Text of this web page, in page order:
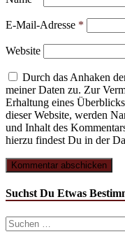
E-Mail-Adresse *
Website
Durch das Anhaken
meiner Daten zu. Zur
Erhaltung eines
dieser Website, werden
und Inhalt des
hierzu findest Du in der
Suchst Du Etwas
Suchen
nach: